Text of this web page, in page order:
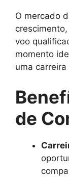
O mercado
voo
momento
uma
de